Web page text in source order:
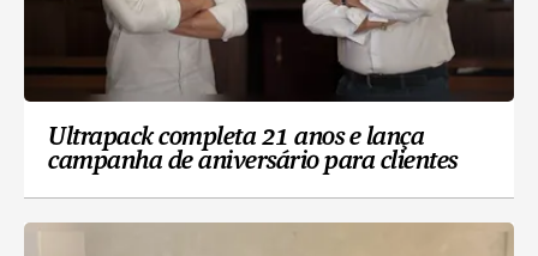
Ultrapack completa 21 anos e lança
campanha de aniversário para clientes